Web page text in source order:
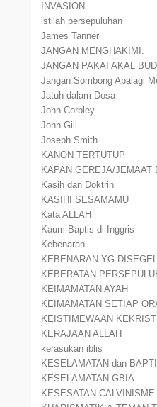
INVASION
istilah persepuluhan
James Tanner
JANGAN MENGHAKIMI.
JANGAN PAKAI AKAL
Jangan Sombong Apalagi
Jatuh dalam Dosa
John Corbley
John Gill
Joseph Smith
KANON TERTUTUP
KAPAN GEREJA/JEMAAT
Kasih dan Doktrin
KASIHI SESAMAMU
Kata ALLAH
Kaum Baptis di Inggris
Kebenaran
KEBENARAN YG
KEBERATAN
KEIMAMATAN AYAH
KEIMAMATAN SETIAP
KEISTIMEWAAN
KERAJAAN ALLAH
kerasukan iblis
KESELAMATAN dan
KESELAMATAN GBIA
KESESATAN CALVINISME